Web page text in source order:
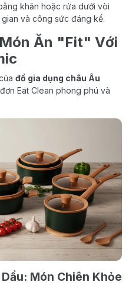
khăn hoặc rửa dưới vòi
và công sức đáng kể.
Ăn "Fit" Với
đồ gia dụng châu Âu
Eat Clean phong phú và
Món Chiên Khỏe